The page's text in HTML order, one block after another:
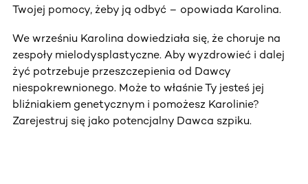
Twojej pomocy, żeby ją odbyć – opowiada Karolina.
We wrześniu Karolina dowiedziała się, że choruje na
zespoły mielodysplastyczne. Aby wyzdrowieć i dalej
żyć potrzebuje przeszczepienia od Dawcy
niespokrewnionego. Może to właśnie Ty jesteś jej
bliźniakiem genetycznym i pomożesz Karolinie?
Zarejestruj się jako potencjalny Dawca szpiku.